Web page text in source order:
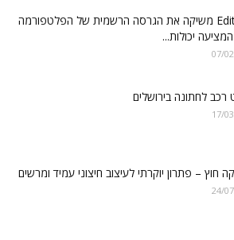
Editor X משיקה את הגרסה הרשמית של הפלטפורמה
יכולות...
07/
רכב לחתונה בירושלים
17/
חוץ – פתרון יוקרתי לעיצוב חיצוני עמיד ומרשים
24/